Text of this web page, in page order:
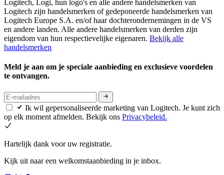
Logitech, Logi, hun logo's en alle andere handelsmerken van
Logitech zijn handelsmerken of gedeponeerde handelsmerken van
Logitech Europe S.A. en/of haar dochterondernemingen in de VS
en andere landen. Alle andere handelsmerken van derden zijn
eigendom van hun respectievelijke eigenaren. Bekijk alle
handelsmerken
Meld je aan om je speciale aanbieding en exclusieve voordelen
te ontvangen.
Ik wil gepersonaliseerde marketing van Logitech. Je kunt zich
op elk moment afmelden. Bekijk ons Privacybeleid.
Hartelijk dank voor uw registratie.
Kijk uit naar een welkomstaanbieding in je inbox.